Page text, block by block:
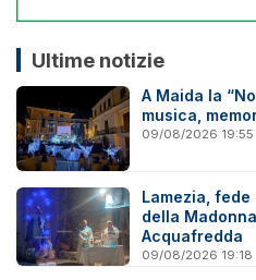
Ultime notizie
A Maida la
musica,
09/08/2026 19:55
Lamezia,
della
Acquafredda
09/08/2026 19:18